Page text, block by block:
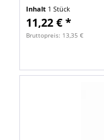
Inhalt 1 Stück
11,22 € *
Bruttopreis: 13,35 €